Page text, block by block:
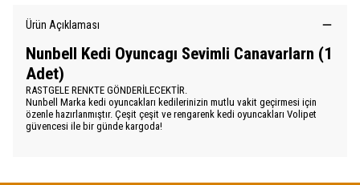
Ürün Açıklaması
Nunbell Kedi Oyuncagı Sevimli Canavarlarn (1
Adet)
RASTGELE RENKTE GÖNDERİLECEKTİR.
Nunbell Marka kedi oyuncakları kedilerinizin mutlu vakit geçirmesi için
özenle hazırlanmıştır. Çeşit çeşit ve rengarenk kedi oyuncakları Volipet
güvencesi ile bir günde kargoda!